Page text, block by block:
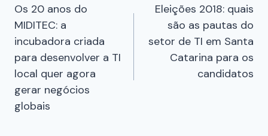
Os 20 anos do
MIDITEC: a
incubadora criada
para desenvolver a TI
local quer agora
gerar negócios
globais
Eleições 2018: quais
são as pautas do
setor de TI em Santa
Catarina para os
candidatos